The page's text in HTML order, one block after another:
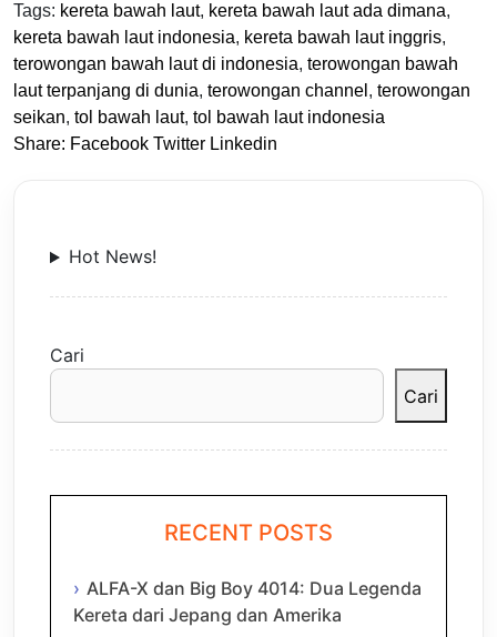
Tags: kereta bawah laut, kereta bawah laut ada dimana,
kereta bawah laut indonesia, kereta bawah laut inggris,
terowongan bawah laut di indonesia, terowongan bawah
laut terpanjang di dunia, terowongan channel , terowongan
seikan, tol bawah laut, tol bawah laut indonesia
Share: Facebook Twitter Linkedin
Hot News!
Cari
Cari
RECENT POSTS
ALFA-X dan Big Boy 4014: Dua Legenda
Kereta dari Jepang dan Amerika